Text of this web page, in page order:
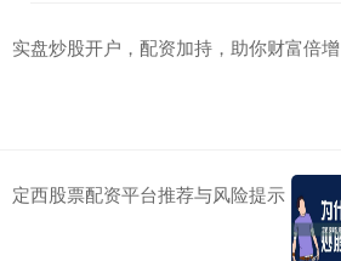
实盘炒股开户，配资加持，助你财富倍增
定西股票配资平台推荐与风险提示